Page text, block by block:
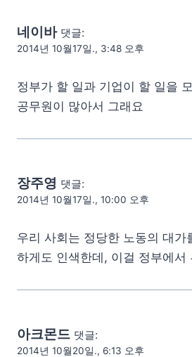
네이바 댓글:
2014년 10월17일., 3:48 오후
정부가 할 일과 기업이 할 일을
공무원이 많아서 그래요
장주영 댓글:
2014년 10월17일., 10:00 오후
우리 사회는 정당한 노동의 대가
하게도 인색한데, 이걸 정부에서
아크몬드 댓글:
2014년 10월20일., 6:13 오후